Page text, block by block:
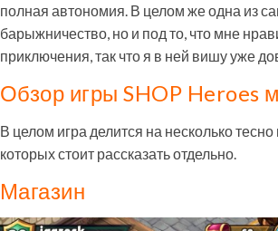
полная автономия. В целом же одна из
барыжничество, но и под то, что мне
приключения, так что я в ней вишу уже
Обзор игры SHOP Heroes
В целом игра делится на несколько
которых стоит рассказать отдельно.
Магазин